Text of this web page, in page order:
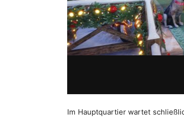
Im Hauptquartier wartet